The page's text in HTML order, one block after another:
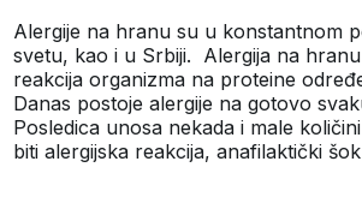
Alergije na hranu su u konstantnom
svetu, kao i u Srbiji. Alergija na
reakcija organizma na proteine
Danas postoje alergije na gotovo
Posledica unosa nekada i male
biti alergijska reakcija, anafilaktički